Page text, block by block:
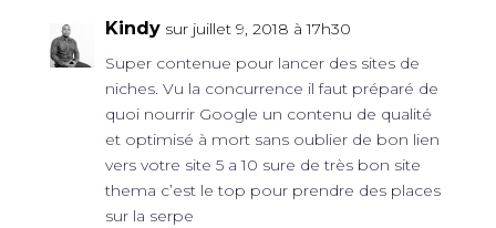
Kindy sur juillet 9, 2018 à 17h30
Super contenue pour lancer des sites de
niches. Vu la concurrence il faut préparé de
quoi nourrir Google un contenu de qualité
et optimisé à mort sans oublier de bon lien
vers votre site 5 a 10 sure de très bon site
thema c’est le top pour prendre des places
sur la serpe